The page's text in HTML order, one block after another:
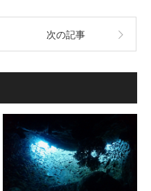
次の記事